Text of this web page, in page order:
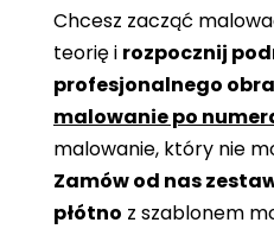
Chcesz zacząć
teorię i rozpocznij
profesjonalnego
malowanie po
malowanie, który nie
Zamów od nas
płótno z szablonem